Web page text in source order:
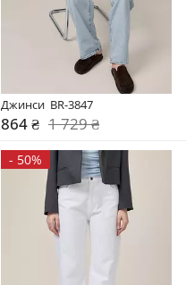
Джинси  BR-3847
864 ₴ 1 729 ₴
- 50%